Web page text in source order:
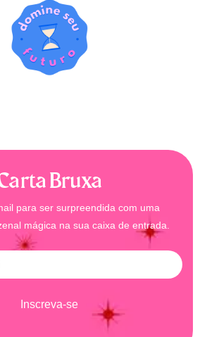
Bruxa
para ser surpreendida com uma
mágica na sua caixa de entrada.
Inscreva-se